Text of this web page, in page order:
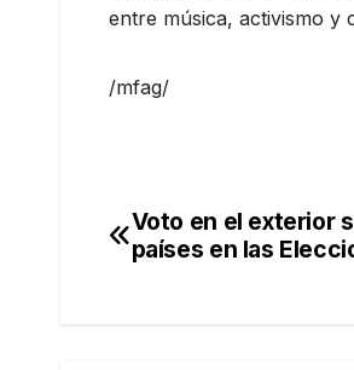
entre música, activismo y
/mfag/
Navegación
Voto en el exterior
países en las